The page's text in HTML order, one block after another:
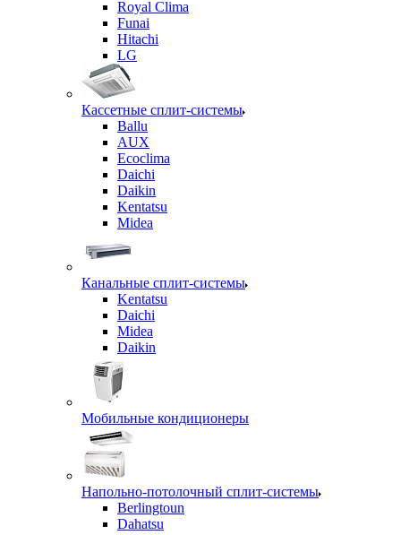
Royal Clima
Funai
Hitachi
LG
Кассетные сплит-системы
Ballu
AUX
Ecoclima
Daichi
Daikin
Kentatsu
Midea
Канальные сплит-системы
Kentatsu
Daichi
Midea
Daikin
Мобильные кондиционеры
Напольно-потолочный сплит-системы
Berlingtoun
Dahatsu